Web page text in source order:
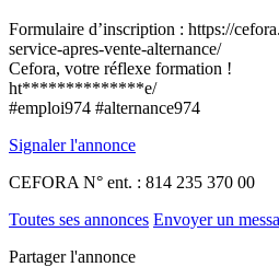
Formulaire d’inscription : https://
service-apres-vente-alternance/
Cefora, votre réflexe formation !
ht**************e/
#emploi974 #alternance974
Signaler l'annonce
CEFORA N° ent. : 814 235 370 00
Toutes ses annonces Envoyer un
Partager l'annonce